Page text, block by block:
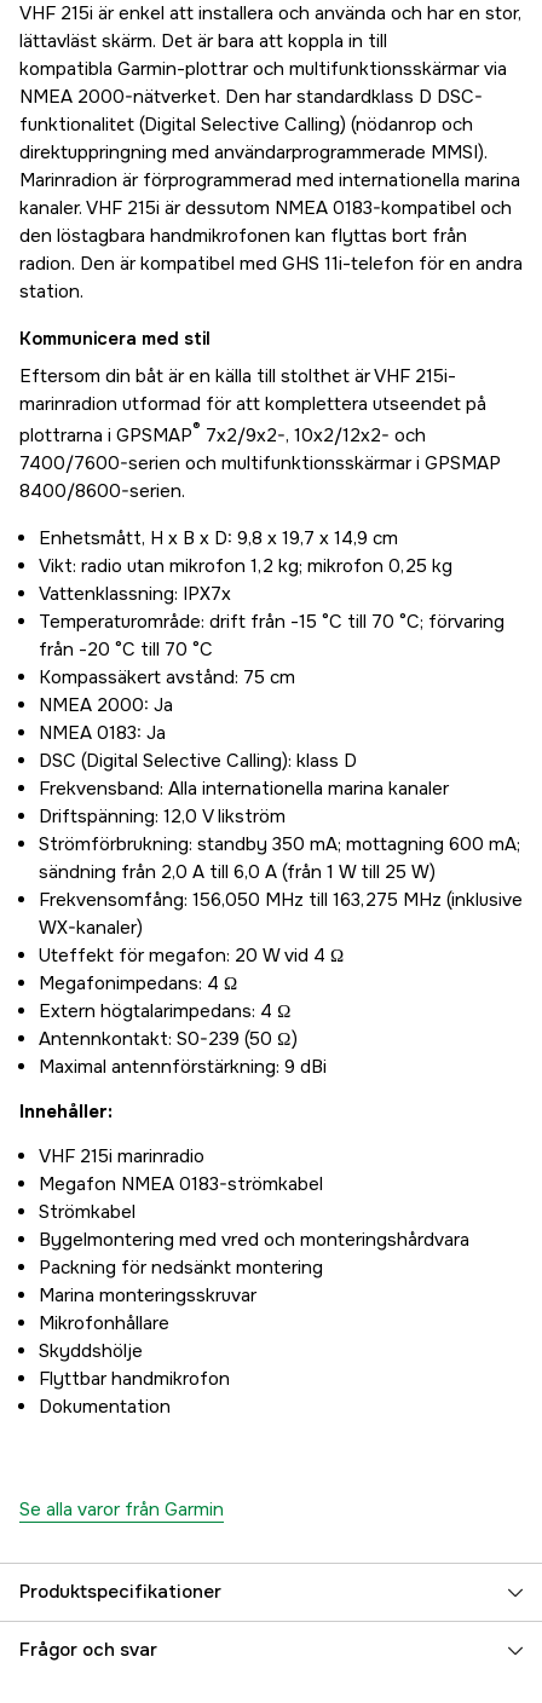
VHF 215i är enkel att installera och använda och har en stor,
lättavläst skärm. Det är bara att koppla in till
kompatibla Garmin-plottrar och multifunktionsskärmar via
NMEA 2000-nätverket. Den har standardklass D DSC-
funktionalitet (Digital Selective Calling) (nödanrop och
direktuppringning med användarprogrammerade MMSI).
Marinradion är förprogrammerad med internationella marina
kanaler. VHF 215i är dessutom NMEA 0183-kompatibel och
den löstagbara handmikrofonen kan flyttas bort från
radion. Den är kompatibel med GHS 11i-telefon för en andra
station.
Kommunicera med stil
Eftersom din båt är en källa till stolthet är VHF 215i-
marinradion utformad för att komplettera utseendet på
plottrarna i GPSMAP® 7x2/9x2-, 10x2/12x2- och
7400/7600-serien och multifunktionsskärmar i GPSMAP
8400/8600-serien.
Enhetsmått, H x B x D: 9,8 x 19,7 x 14,9 cm
Vikt: radio utan mikrofon 1,2 kg; mikrofon 0,25 kg
Vattenklassning: IPX7x
Temperaturområde: drift från -15 °C till 70 °C; förvaring
från -20 °C till 70 °C
Kompassäkert avstånd: 75 cm
NMEA 2000: Ja
NMEA 0183: Ja
DSC (Digital Selective Calling): klass D
Frekvensband: Alla internationella marina kanaler
Driftspänning: 12,0 V likström
Strömförbrukning: standby 350 mA; mottagning 600 mA;
sändning från 2,0 A till 6,0 A (från 1 W till 25 W)
Frekvensomfång: 156,050 MHz till 163,275 MHz (inklusive
WX-kanaler)
Uteffekt för megafon: 20 W vid 4 Ω
Megafonimpedans: 4 Ω
Extern högtalarimpedans: 4 Ω
Antennkontakt: S0-239 (50 Ω)
Maximal antennförstärkning: 9 dBi
Innehåller:
VHF 215i marinradio
Megafon NMEA 0183-strömkabel
Strömkabel
Bygelmontering med vred och monteringshårdvara
Packning för nedsänkt montering
Marina monteringsskruvar
Mikrofonhållare
Skyddshölje
Flyttbar handmikrofon
Dokumentation
Se alla varor från Garmin
Produktspecifikationer
Referensnummer 5000066645
Frågor och svar